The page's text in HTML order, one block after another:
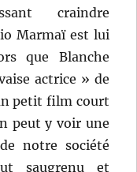
craindre
Marmaï est lui
que Blanche
actrice » de
petit film court
peut y voir une
notre société
saugrenu et